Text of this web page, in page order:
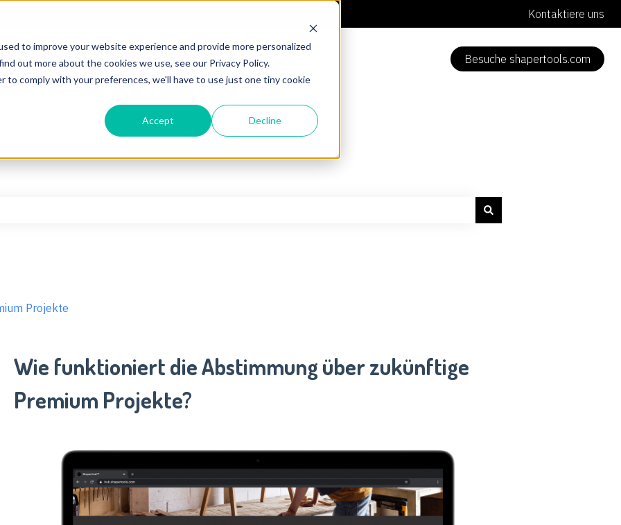
to improve your website experience and provide more personalized
out more about the cookies we use, see our Privacy Policy.
comply with your preferences, we'll have to use just one tiny cookie
Accept Decline
Kontaktiere uns
Besuche shapertools.com
Projekte
Wie funktioniert die Abstimmung über zukünftige
Premium Projekte?